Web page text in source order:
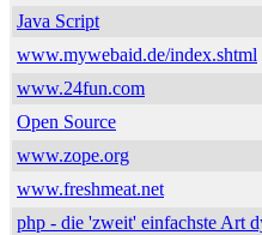
Java Script
www.mywebaid.de/index.shtml
www.24fun.com
Open Source
www.zope.org
www.freshmeat.net
php - die 'zweit' einfachste Art